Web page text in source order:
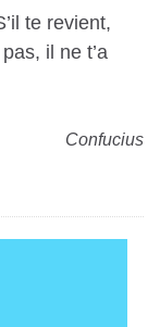
te revient,
il ne t’a
️Confucius